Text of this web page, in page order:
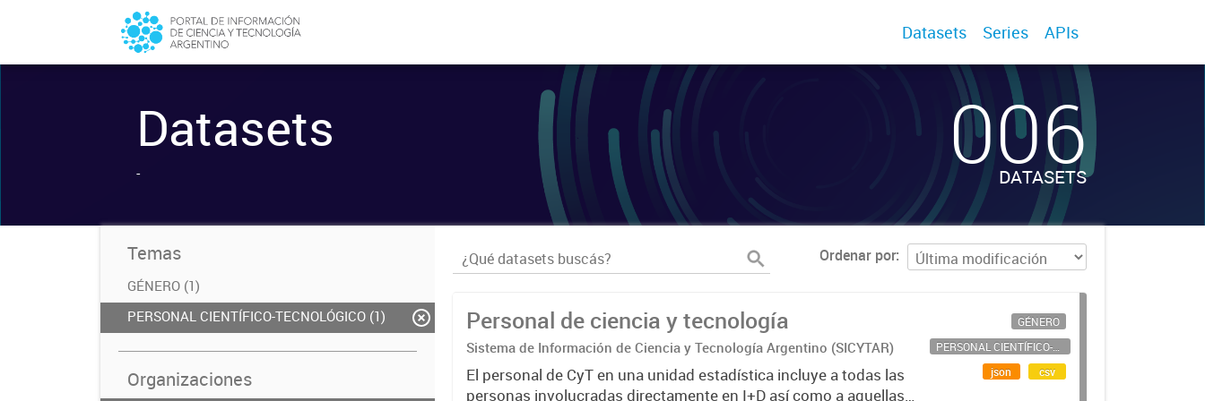
Datasets Series APIs
Datasets
- 006
DATASETS
Temas
GÉNERO (1)
PERSONAL CIENTÍFICO-TECNOLÓGICO (1)
Organizaciones
Ordenar por
Personal de ciencia y tecnología
Sistema de Información de Ciencia y Tecnología Argentino (SICYTAR)
El personal de CyT en una unidad estadística incluye a todas las
personas involucradas directamente en I+D así como a aquellas
GÉNERO
PERSONAL CIENTÍFICO-TECNOLÓGICO
json
csv